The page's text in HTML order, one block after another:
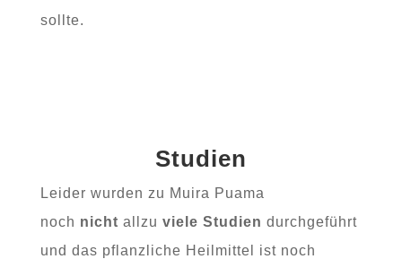
sollte.
Studien
Leider wurden zu Muira Puama
noch nicht allzu viele Studien durchgeführt
und das pflanzliche Heilmittel ist noch